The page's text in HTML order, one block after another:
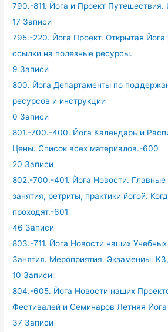
790.-811. Йога и Проект Путешествия.
17 Записи
795.-220. Йога Проект. Открытая
ссылки на полезные ресурсы.
9 Записи
800. Йога Департаменты по
ресурсов и инструкции
0 Записи
801.-700.-400. Йога Календарь и
Цены. Список всех материалов.-600
20 Записи
802.-700.-401. Йога Новости.
занятия, ретриты, практики йогой.
проходят.-601
46 Записи
803.-711. Йога Новости наших
Занятия. Мероприятия. Экзамениы.
10 Записи
804.-605. Йога Новости наших
Фестивалей и Семинаров Летняя
37 Записи